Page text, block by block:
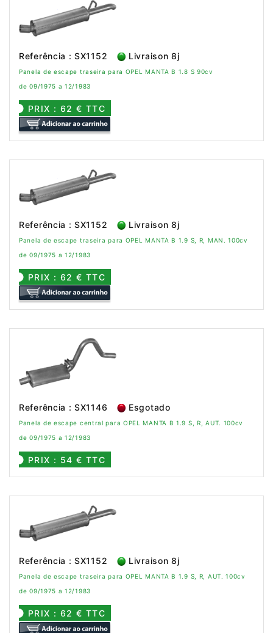
Referência : SX1152 Livraison 8j
Panela de escape traseira para OPEL MANTA B 1.8 S 90cv
de 09/1975 a 12/1983
PRIX : 62 € TTC
Referência : SX1152 Livraison 8j
Panela de escape traseira para OPEL MANTA B 1.9 S, R, MAN. 100cv
de 09/1975 a 12/1983
PRIX : 62 € TTC
Referência : SX1146 Esgotado
Panela de escape central para OPEL MANTA B 1.9 S, R, AUT. 100cv
de 09/1975 a 12/1983
PRIX : 54 € TTC
Referência : SX1152 Livraison 8j
Panela de escape traseira para OPEL MANTA B 1.9 S, R, AUT. 100cv
de 09/1975 a 12/1983
PRIX : 62 € TTC